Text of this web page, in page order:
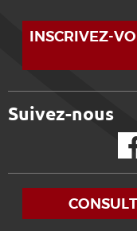
INSCRIVEZ-
Suivez-nous